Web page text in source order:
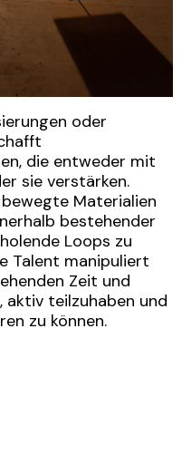
oder
die entweder mit
sie verstärken.
Materialien
bestehender
Loops zu
Talent manipuliert
Zeit und
aktiv teilzuhaben und
zu können.